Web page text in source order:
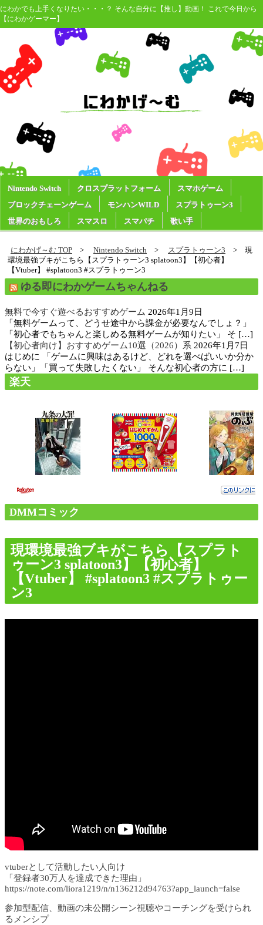
にわかでも上手くなりたい・・・？ そんな自分に【推し】動画！ これで今日から
【にわかゲーマー】
Nintendo Switch クロスプラットフォーム
スマホゲーム
ブロックチェーンゲーム
モンハンWILD
スプラトゥーン3
世界のおもしろ
スマスロ スマパチ 歌い手
にわかげ～む TOP Nintendo Switch スプラトゥーン3
現
環境最強ブキがこちら【スプラトゥーン3 splatoon3】【初心者】
【Vtuber】 #splatoon3 #スプラトゥーン3
ゆる即にわかゲームちゃんねる
無料で今すぐ遊べるおすすめゲーム 2026年1月9日
「無料ゲームって、どうせ途中から課金が必要なんでしょ？」
「初心者でもちゃんと楽しめる無料ゲームが知りたい」 そ […]
【初心者向け】おすすめゲーム10選（2026）系 2026年1月7日
はじめに 「ゲームに興味はあるけど、どれを選べばいいか分か
らない」「買って失敗したくない」 そんな初心者の方に […]
楽天
DMMコミック
現環境最強ブキがこちら【スプラト
ゥーン3 splatoon3】【初心者】
【Vtuber】 #splatoon3 #スプラトゥー
ン3
vtuberとして活動したい人向け
「登録者30万人を達成できた理由」
https://note.com/liora1219/n/n136212d94763?app_launch=false
参加型配信、動画の未公開シーン視聴やコーチングを受けられ
るメンシプ